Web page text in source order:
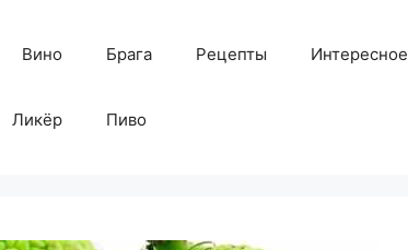
Вино Брага Рецепты Интересное
Ликёр Пиво